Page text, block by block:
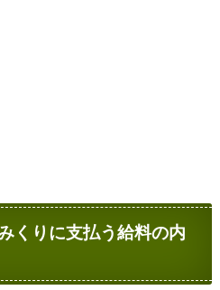
くりに支払う給料の内